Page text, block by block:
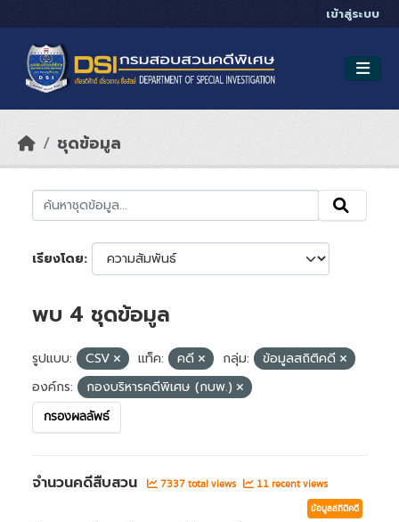
เข้าสู่ระบบ
ชุดข้อมูล
เรียงโดย
พบ 4 ชุดข้อมูล
รูปแบบ: CSV แท็ค: คดี กลุ่ม:
ข้อมูลสถิติคดี
องค์กร:
กองบริหารคดีพิเศษ (กบพ.)
กรองผลลัพธ์
จำนวนคดีสืบสวน 7337 total views 11 recent views
ข้อมูลสถิติคดี